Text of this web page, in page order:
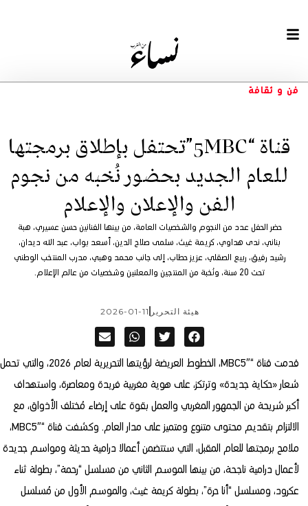
فن و ثقافة
قناة “5MBC”تحتفل بإطلاق برمجتها
للعام الجديد بحضور نُخبه من نجوم
الفن والإعلان والإعلام
حضر الحفل عدد من النجوم والشخصيات العامة، من بينها الفنانين حسن عسيري، هبة
بناني، ندى هداوي، كريمة غيث، سلمى صلاح الدين، أسعد بواب، عبد الله ديدان،
رشيد رفيق، ربيع الصقلي، عزيز حطاب، إلى جانب محمد وهبي، مدرب المنتخب الوطني
تحت 20 سنة، ونُخبة من المنتجين والمعلنين وشخصيات من عالم الإعلام.
هيئة التحرير 2026-01-11
قدمت قناة “MBC5″، الخطوط العريضة لرؤيتها التحريرية لعام 2026، والتي تحمل
شعار «حكاية جديدة» وترتكز، على هوية مغربية فريدة ومعاصرة، واستهداف
أكبر شريحة من الجمهور المغربي والعمل بقوة على إرضاء مُختلف الأذواق، مع
الالتزام بتقديم محتوى متنوع ومتميز على مدار العام. وكشفت قناة “MBC5″،
ملامح برمجتها للعام المقبل، التي ستتضمن أعمالا درامية حديثة ومواسم جديدة
لأعمال درامية ناجحة، من بينها الموسم الثاني من مسلسل “رحمة”، بطولة ثناء
عكرود، ومسلسل “أنا حرة”، بطولة كريمة غيث، والموسم الأول من مُسلسل